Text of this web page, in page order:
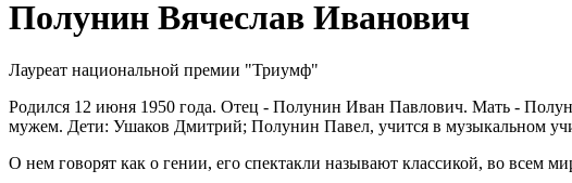
Полунин Вячеслав Иванович
Лауреат национальной премии "Триумф"
Родился 12 июня 1950 года. Отец - Полунин Иван Павлович. Мать -
мужем. Дети: Ушаков Дмитрий; Полунин Павел, учится в музыкальном
О нем говорят как о гении, его спектакли называют классикой, во всем